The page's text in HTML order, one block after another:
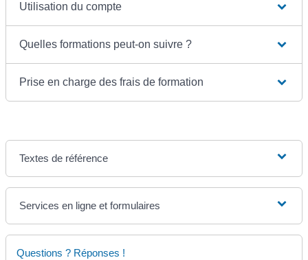
Utilisation du compte
Quelles formations peut-on suivre ?
Prise en charge des frais de formation
Textes de référence
Services en ligne et formulaires
Questions ? Réponses !